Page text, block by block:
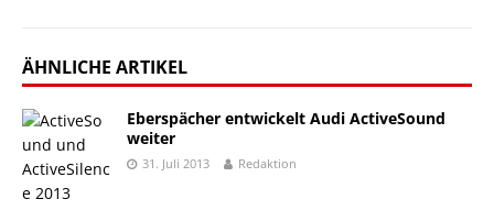
ÄHNLICHE ARTIKEL
Eberspächer entwickelt Audi ActiveSound
weiter
31. Juli 2013 Redaktion